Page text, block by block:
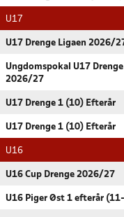
U17
U17 Drenge Ligaen 2026/
Ungdomspokal U17
2026/27
U17 Drenge 1 (10) Efterår
U17 Drenge 1 (10) Efterår
U16
U16 Cup Drenge 2026/27
U16 Piger Øst 1 efterår